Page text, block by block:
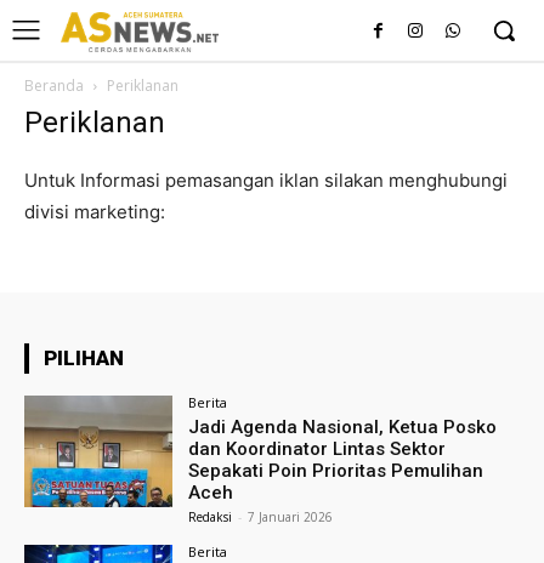
Beranda Periklanan
Periklanan
Untuk Informasi pemasangan iklan silakan menghubungi
divisi marketing:
PILIHAN
Berita
Jadi Agenda Nasional, Ketua Posko
dan Koordinator Lintas Sektor
Sepakati Poin Prioritas Pemulihan
Aceh
Redaksi - 7 Januari 2026
Berita